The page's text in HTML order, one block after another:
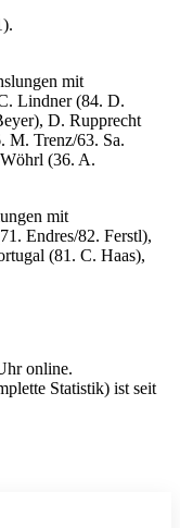
mit
Lindner (84. D.
D. Rupprecht
M. Trenz/63. Sa.
(36. A.
mit
Endres/82. Ferstl),
(81. C. Haas),
online.
Statistik) ist seit